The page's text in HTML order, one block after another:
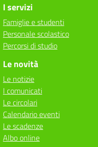
I servizi
Famiglie e studenti
Personale scolastico
Percorsi di studio
Le novità
Le notizie
I comunicati
Le circolari
Calendario eventi
Le scadenze
Albo online